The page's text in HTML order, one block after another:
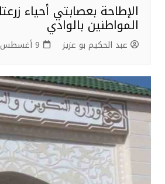
الإطاحة بعصابتي أحياء
المواطنين بالوادي
عبد الحكيم بو عزيز 9 أغسطس 2026